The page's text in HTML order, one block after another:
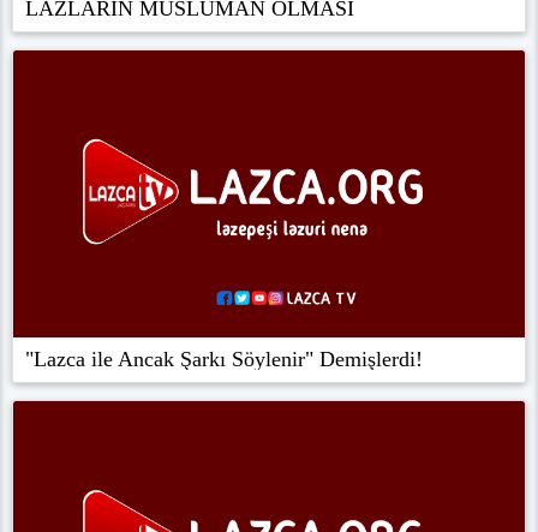
LAZLARIN MÜSLÜMAN OLMASI
"Lazca ile Ancak Şarkı Söylenir" Demişlerdi!